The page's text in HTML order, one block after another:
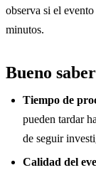
observa si el
minutos.
Bueno saber
Tiempo de
pueden tardar
de seguir
Calidad del